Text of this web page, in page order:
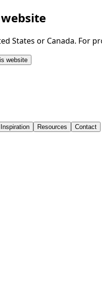
States or Canada. For
website
Inspiration Resources Contact